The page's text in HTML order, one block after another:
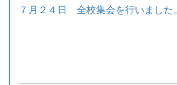
７月２４日 全校集会を行いました。